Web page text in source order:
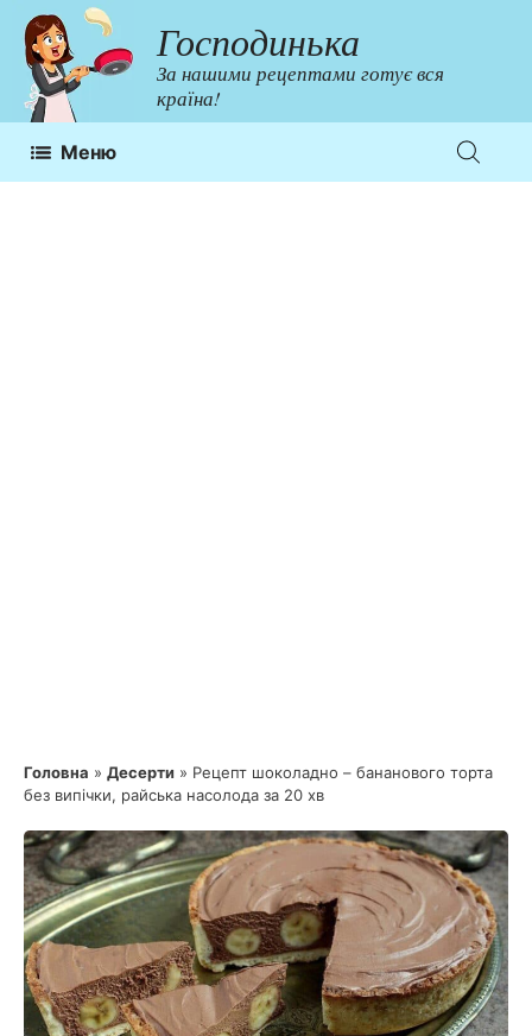
Перейти
до
контенту
Господинька
За нашими рецептами готує вся
країна!
Меню
Головна » Десерти » Рецепт шоколадно – бананового торта
без випічки, райська насолода за 20 хв